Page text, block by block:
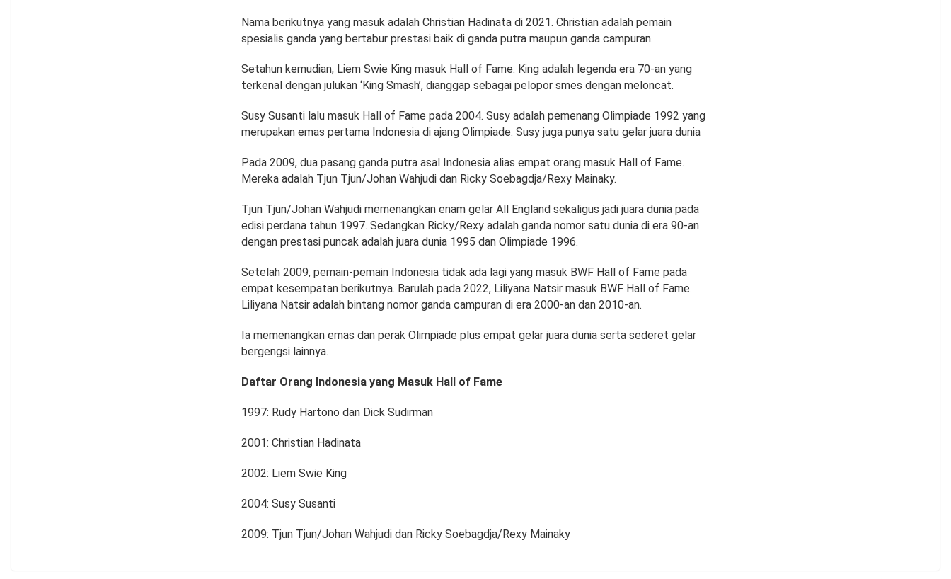
Nama berikutnya yang masuk adalah Christian Hadinata di 2021. Christian adalah pemain
spesialis ganda yang bertabur prestasi baik di ganda putra maupun ganda campuran.
Setahun kemudian, Liem Swie King masuk Hall of Fame. King adalah legenda era 70-an yang
terkenal dengan julukan ‘King Smash’, dianggap sebagai pelopor smes dengan meloncat.
Susy Susanti lalu masuk Hall of Fame pada 2004. Susy adalah pemenang Olimpiade 1992 yang
merupakan emas pertama Indonesia di ajang Olimpiade. Susy juga punya satu gelar juara dunia
Pada 2009, dua pasang ganda putra asal Indonesia alias empat orang masuk Hall of Fame.
Mereka adalah Tjun Tjun/Johan Wahjudi dan Ricky Soebagdja/Rexy Mainaky.
Tjun Tjun/Johan Wahjudi memenangkan enam gelar All England sekaligus jadi juara dunia pada
edisi perdana tahun 1997. Sedangkan Ricky/Rexy adalah ganda nomor satu dunia di era 90-an
dengan prestasi puncak adalah juara dunia 1995 dan Olimpiade 1996.
Setelah 2009, pemain-pemain Indonesia tidak ada lagi yang masuk BWF Hall of Fame pada
empat kesempatan berikutnya. Barulah pada 2022, Liliyana Natsir masuk BWF Hall of Fame.
Liliyana Natsir adalah bintang nomor ganda campuran di era 2000-an dan 2010-an.
Ia memenangkan emas dan perak Olimpiade plus empat gelar juara dunia serta sederet gelar
bergengsi lainnya.
Daftar Orang Indonesia yang Masuk Hall of Fame
1997: Rudy Hartono dan Dick Sudirman
2001: Christian Hadinata
2002: Liem Swie King
2004: Susy Susanti
2009: Tjun Tjun/Johan Wahjudi dan Ricky Soebagdja/Rexy Mainaky